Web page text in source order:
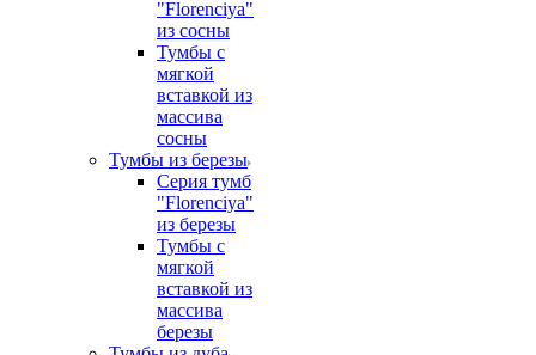
"Florenciya"
из сосны
Тумбы с
мягкой
вставкой из
массива
сосны
Тумбы из березы
Серия тумб
"Florenciya"
из березы
Тумбы с
мягкой
вставкой из
массива
березы